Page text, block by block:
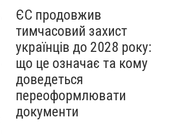
ЄС продовжив
тимчасовий захист
українців до 2028 року:
що це означає та кому
доведеться
переоформлювати
документи